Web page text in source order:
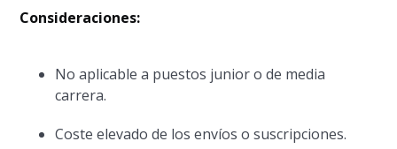
Consideraciones:
No aplicable a puestos junior o de media
carrera.
Coste elevado de los envíos o suscripciones.